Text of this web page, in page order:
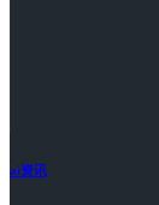
ai资讯